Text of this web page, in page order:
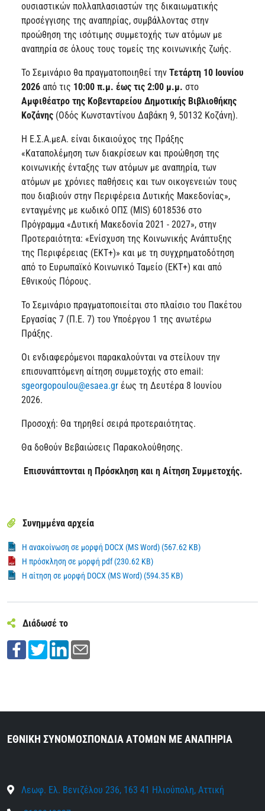
ουσιαστικών πολλαπλασιαστών της δικαιωματικής
προσέγγισης της αναπηρίας, συμβάλλοντας στην
προώθηση της ισότιμης συμμετοχής των ατόμων με
αναπηρία σε όλους τους τομείς της κοινωνικής ζωής.
Το Σεμινάριο θα πραγματοποιηθεί την Τετάρτη 10 Ιουνίου
2026 από τις 10:00 π.μ. έως τις 2:00 μ.μ. στο
Αμφιθέατρο της Κοβενταρείου Δημοτικής Βιβλιοθήκης
Κοζάνης (Οδός Κωνσταντίνου Δαβάκη 9, 50132 Κοζάνη).
Η Ε.Σ.Α.μεΑ. είναι δικαιούχος της Πράξης
«Καταπολέμηση των διακρίσεων και προώθηση της
κοινωνικής ένταξης των ατόμων με αναπηρία, των
ατόμων με χρόνιες παθήσεις και των οικογενειών τους
που διαβιούν στην Περιφέρεια Δυτικής Μακεδονίας»,
ενταγμένης με κωδικό ΟΠΣ (MIS) 6018536 στο
Πρόγραμμα «Δυτική Μακεδονία 2021 - 2027», στην
Προτεραιότητα: «Ενίσχυση της Κοινωνικής Ανάπτυξης
της Περιφέρειας (ΕΚΤ+)» και με τη συγχρηματοδότηση
από το Ευρωπαϊκό Κοινωνικό Ταμείο (ΕΚΤ+) και από
Εθνικούς Πόρους.
Το Σεμινάριο πραγματοποιείται στο πλαίσιο του Πακέτου
Εργασίας 7 (Π.Ε. 7) του Υποέργου 1 της ανωτέρω
Πράξης.
Οι ενδιαφερόμενοι παρακαλούνται να στείλουν την
επισυναπτόμενη αίτηση συμμετοχής στο email:
sgeorgopoulou@esaea.gr έως τη Δευτέρα 8 Ιουνίου
2026.
Προσοχή: Θα τηρηθεί σειρά προτεραιότητας.
Θα δοθούν Βεβαιώσεις Παρακολούθησης.
Επισυνάπτονται η Πρόσκληση και η Αίτηση Συμμετοχής.
Συνημμένα αρχεία
Η ανακοίνωση σε μορφή DOCX (MS Word) (567.62 KB)
Η πρόσκληση σε μορφή pdf (230.62 KB)
Η αίτηση σε μορφή DOCX (MS Word) (594.35 KB)
Διάδωσέ το
ΕΘΝΙΚΗ ΣΥΝΟΜΟΣΠΟΝΔΙΑ ΑΤΟΜΩΝ ΜΕ ΑΝΑΠΗΡΙΑ
Λεωφ. Ελ. Βενιζέλου 236, 163 41 Ηλιούπολη, Αττική